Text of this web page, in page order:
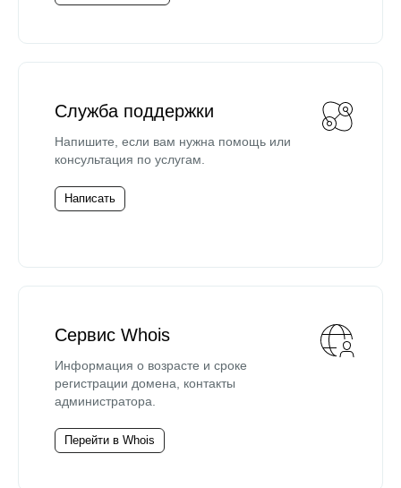
Служба поддержки
Напишите, если вам нужна помощь или
консультация по услугам.
Написать
Сервис Whois
Информация о возрасте и сроке
регистрации домена, контакты
администратора.
Перейти в Whois